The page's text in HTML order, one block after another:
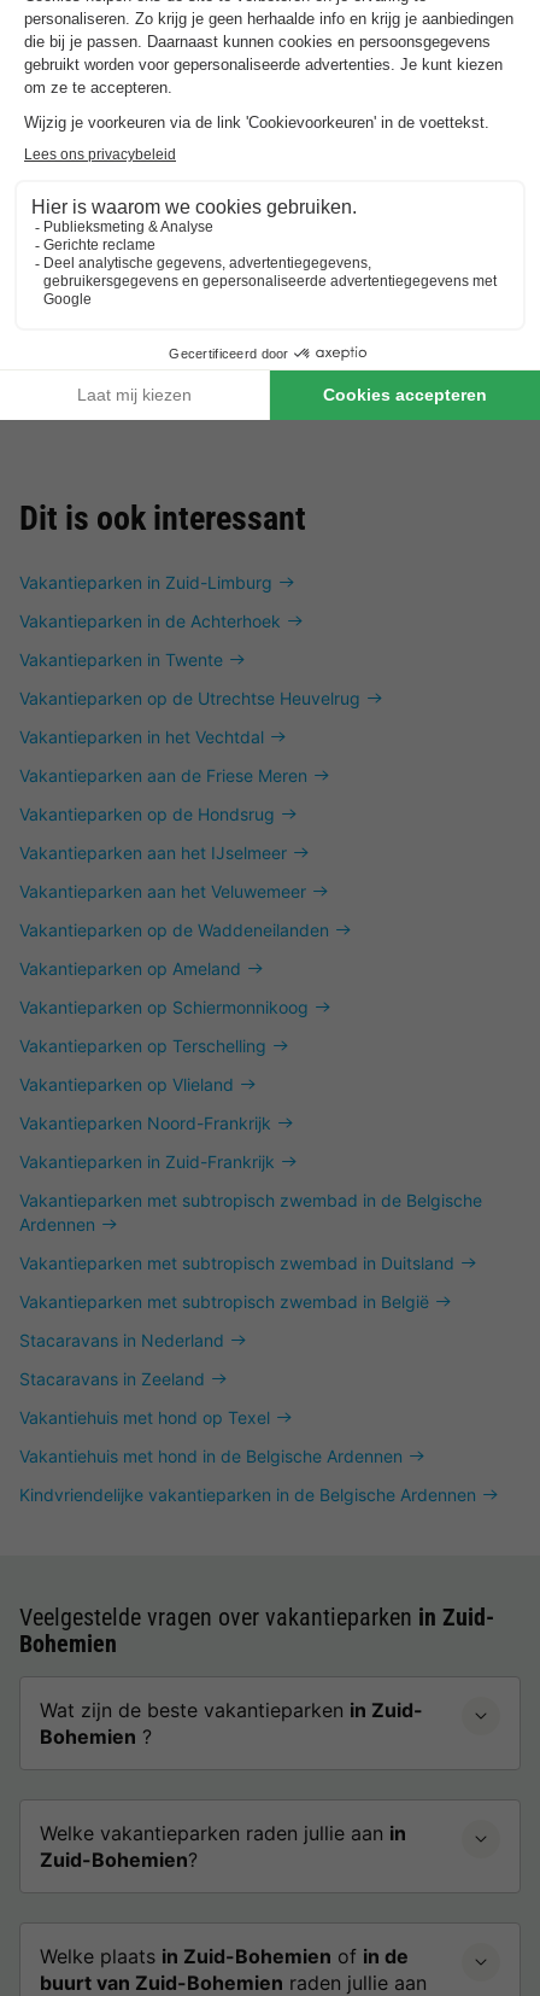
Landal Marina Lipno ★★★★
Zuid-bohemien,Lipno Nad Vltavou
Dit is ook interessant
Vakantieparken in Zuid-Limburg
Vakantieparken in de Achterhoek
Vakantieparken in Twente
Vakantieparken op de Utrechtse Heuvelrug
Vakantieparken in het Vechtdal
Vakantieparken aan de Friese Meren
Vakantieparken op de Hondsrug
Vakantieparken aan het IJselmeer
Vakantieparken aan het Veluwemeer
Vakantieparken op de Waddeneilanden
Vakantieparken op Ameland
Vakantieparken op Schiermonnikoog
Vakantieparken op Terschelling
Vakantieparken op Vlieland
Vakantieparken Noord-Frankrijk
Vakantieparken in Zuid-Frankrijk
Vakantieparken met subtropisch zwembad in de Belgische
Ardennen
Vakantieparken met subtropisch zwembad in Duitsland
Vakantieparken met subtropisch zwembad in België
Stacaravans in Nederland
Stacaravans in Zeeland
Vakantiehuis met hond op Texel
Vakantiehuis met hond in de Belgische Ardennen
Kindvriendelijke vakantieparken in de Belgische Ardennen
Veelgestelde vragen over vakantieparken in Zuid-
Bohemien
Wat zijn de beste vakantieparken in Zuid-
Bohemien ?
Welke vakantieparken raden jullie aan in
Zuid-Bohemien?
Welke plaats in Zuid-Bohemien of in de
buurt van Zuid-Bohemien raden jullie aan